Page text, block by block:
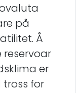
på
Å
reservoar
er
tross for